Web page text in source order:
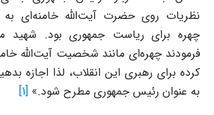
نظریات روی حضرت آیت‌الله خامنه‌ای به
چهره برای ریاست جمهوری بود. شهید
فرمودند چهره‌ای مانند شخصیت آیت‌الله
کرده برای رهبری این انقلاب، لذا اجازه
به عنوان رئیس جمهوری مطرح شود.» [1]